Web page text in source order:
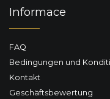
Informace
FAQ
Bedingungen und
Kontakt
Geschäftsbewertung